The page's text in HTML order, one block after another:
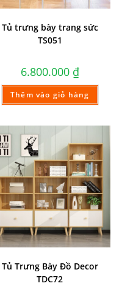
Tủ trưng bày trang sức
TS051
6.800.000 ₫
Thêm vào giỏ hàng
Tủ Trưng Bày Đồ Decor
TDC72